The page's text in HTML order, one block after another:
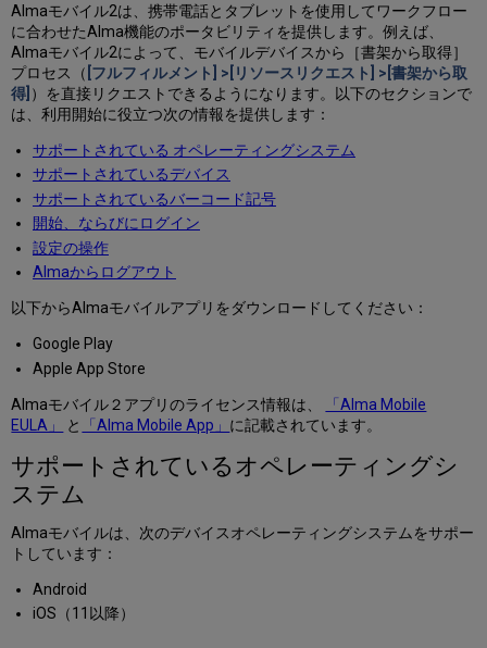
て
い
る
オ
ペ
レ
テ
ィ
ン
グ
シ
ス
テ
ム
ポ
ー
さ
れ
て
い
る
バ
イ
サ
ポ
Almaモバイル2は、携帯電話とタブレットを使用してワークフロー
に合わせたAlma機能のポータビリティを提供します。例えば、
Almaモバイル2によって、モバイルデバイスから［書架から取得］
プロセス（ [フルフィルメント] >[リソースリクエスト] >[書架から取
得] ）を直接リクエストできるようになります。以下のセクションで
は、利用開始に役立つ次の情報を提供します：
サポートされている オペレーティングシステム
サポートされているデバイス
サポートされているバーコード記号
開始、ならびにログイン
設定の操作
Almaからログアウト
以下からAlmaモバイルアプリをダウンロードしてください：
Google Play
Apple App Store
Almaモバイル２アプリのライセンス情報は、
「Alma Mobile
EULA」
と 「Alma Mobile App」 に記載されています。
サポートされているオペレーティングシ
ステム
Almaモバイルは、次のデバイスオペレーティングシステムをサポー
トしています：
Android
iOS（11以降）